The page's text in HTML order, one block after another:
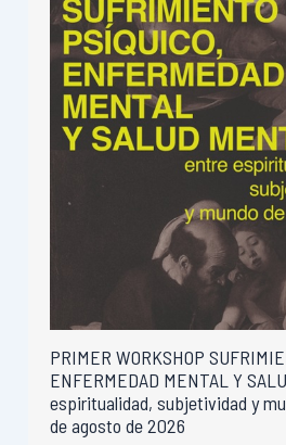
PRIMER WORKSHOP
ENFERMEDAD MENTAL Y
espiritualidad, subjetividad y
de agosto de 2026